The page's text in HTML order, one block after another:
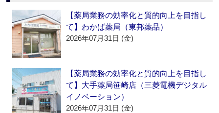
【薬局業務の効率化と質的向上を目指し
て】わかば薬局（東邦薬品）
2026年07月31日 (金)
【薬局業務の効率化と質的向上を目指し
て】大手薬局笹崎店（三菱電機デジタル
イノベーション）
2026年07月31日 (金)